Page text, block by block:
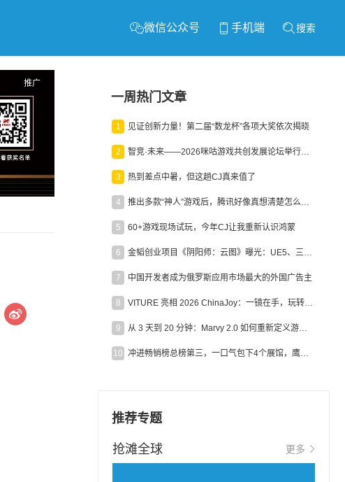
微信公众号 手机端 搜索
推广
一周热门文章
1 见证创新力量！第二届“数龙杯”各项大奖依次揭晓
2 智竞·未来——2026咪咕游戏共创发展论坛举行：聚力精品内容、AI创作与电竞生态，共建高品质益智健康游戏社区
3 热到差点中暑，但这趟CJ真来值了
4 推出多款“神人”游戏后，腾讯好像真想清楚怎么做二次元了
5 60+游戏现场试玩，今年CJ让我重新认识鸿蒙
6 金韬创业项目《阴阳师：云图》曝光：UE5、三端互通、ARPG
7 中国开发者成为俄罗斯应用市场最大的外国广告主
8 VITURE 亮相 2026 ChinaJoy：一镜在手，玩转全场！
9 从 3 天到 20 分钟：Marvy 2.0 如何重新定义游戏出海营销效率？
10 冲进畅销榜总榜第三，一口气包下4个展馆，鹰角把嘉年华做爆了
推荐专题
抢滩全球 更多